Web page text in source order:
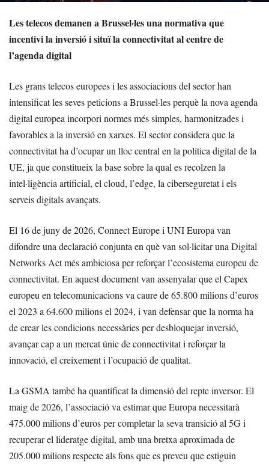
Les telecos demanen a Brussel·les una normativa que
incentivi la inversió i situï la connectivitat al centre de
l’agenda digital
Les grans telecos europees i les associacions del sector han
intensificat les seves peticions a Brussel·les perquè la nova agenda
digital europea incorpori normes més simples, harmonitzades i
favorables a la inversió en xarxes. El sector considera que la
connectivitat ha d’ocupar un lloc central en la política digital de la
UE, ja que constitueix la base sobre la qual es recolzen la
intel·ligència artificial, el cloud, l’edge, la ciberseguretat i els
serveis digitals avançats.
El 16 de juny de 2026, Connect Europe i UNI Europa van
difondre una declaració conjunta en què van sol·licitar una Digital
Networks Act més ambiciosa per reforçar l’ecosistema europeu de
connectivitat. En aquest document van assenyalar que el Capex
europeu en telecomunicacions va caure de 65.800 milions d’euros
el 2023 a 64.600 milions el 2024, i van defensar que la norma ha
de crear les condicions necessàries per desbloquejar inversió,
avançar cap a un mercat únic de connectivitat i reforçar la
innovació, el creixement i l’ocupació de qualitat.
La GSMA també ha quantificat la dimensió del repte inversor. El
maig de 2026, l’associació va estimar que Europa necessitarà
475.000 milions d’euros per completar la seva transició al 5G i
recuperar el lideratge digital, amb una bretxa aproximada de
205.000 milions respecte als fons que es preveu que estiguin